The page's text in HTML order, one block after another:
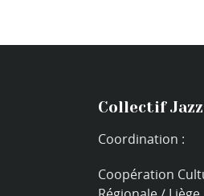
Collectif
Coordination :
Coopération